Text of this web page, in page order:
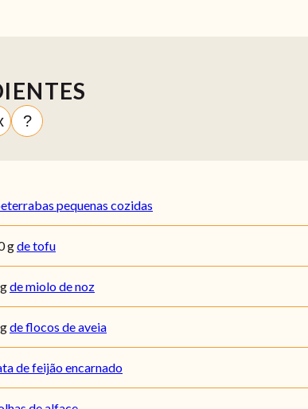
?
pequenas cozidas
gde tofu
gde miolo de noz
gde flocos de aveia
de feijão encarnado